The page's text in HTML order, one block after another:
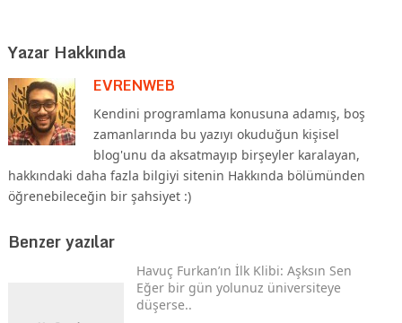
Yazar Hakkında
EVRENWEB
Kendini programlama konusuna adamış, boş
zamanlarında bu yazıyı okuduğun kişisel
blog'unu da aksatmayıp birşeyler karalayan,
hakkındaki daha fazla bilgiyi sitenin Hakkında bölümünden
öğrenebileceğin bir şahsiyet :)
Benzer yazılar
Havuç Furkan’ın İlk Klibi: Aşksın Sen
Eğer bir gün yolunuz üniversiteye
düşerse..